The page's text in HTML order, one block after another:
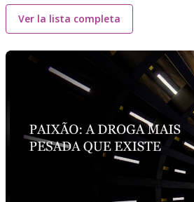
Ver la lista completa